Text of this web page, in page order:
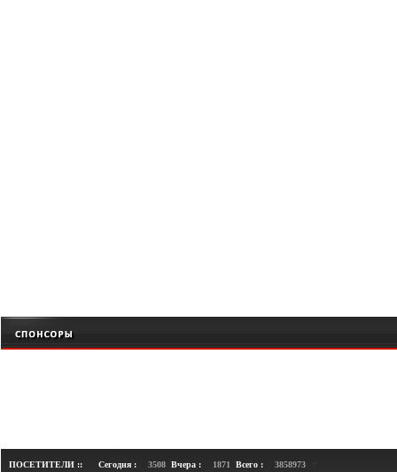
ПОСЕТИТЕЛИ :: Сегодня : 3508 Вчера : 1871 Всего : 3858973